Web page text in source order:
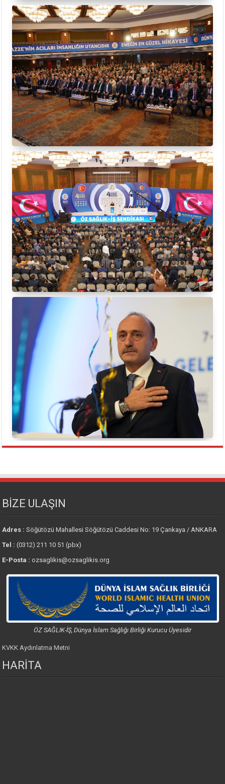
BİZE ULAŞIN
Adres :Söğütözü Mahallesi Söğütözü Caddesi No: 19 Çankaya / ANKARA
Tel : (0312) 211 10 51 (pbx)
E-Posta : ozsaglikis@ozsaglikis.org
ÖZ SAĞLIK-İŞ, Dünya İslam Sağlığı Birliği Kurucu Üyesidir
KVKK Aydınlatma Metni
HARİTA